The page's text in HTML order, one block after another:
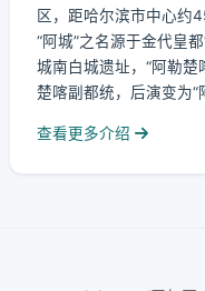
区，距哈尔滨市中心约
“阿城”之名源于金代皇
城南白城遗址，“阿勒楚
楚喀副都统，后演变为“
查看更多介绍